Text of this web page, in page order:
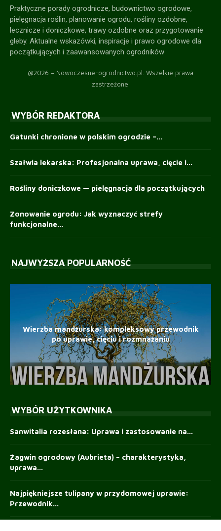
Praktyczne porady ogrodnicze, budownictwo ogrodowe,
pielęgnacja roślin, planowanie ogrodu, rośliny ozdobne,
lecznicze i doniczkowe, trawy ozdobne oraz przygotowanie
gleby. Aktualne wskazówki, inspiracje i prawo ogrodowe dla
początkujących i zaawansowanych ogrodników
@2026 – Nowoczesne-ogrodnictwo.pl. Wszelkie prawa
zastrzeżone.
WYBÓR REDAKTORA
Gatunki chronione w polskim ogrodzie –...
Szałwia lekarska: Profesjonalna uprawa, cięcie i...
Rośliny doniczkowe — pielęgnacja dla początkujących
Zonowanie ogrodu: Jak wyznaczyć strefy
funkcjonalne...
NAJWYŻSZA POPULARNOŚĆ
Wierzba mandżurska: kompleksowy przewodnik
po uprawie, cięciu i rozmnażaniu
WYBÓR UŻYTKOWNIKA
Sanwitalia rozesłana: Uprawa i zastosowanie na...
Żagwin ogrodowy (Aubrieta) – charakterystyka,
uprawa...
Najpiękniejsze tulipany w przydomowej uprawie:
Przewodnik...